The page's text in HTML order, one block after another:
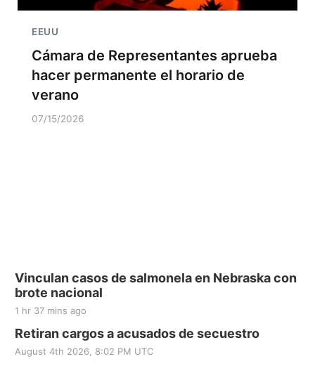
EEUU
Cámara de Representantes aprueba
hacer permanente el horario de
verano
07/15/2026
Vinculan casos de salmonela en Nebraska con
brote nacional
1 hr 37 mins ago
Retiran cargos a acusados de secuestro
August 4th 2026, 8:02 PM UTC